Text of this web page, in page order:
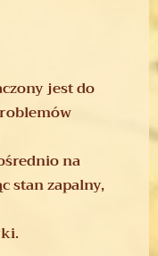
jest do
na
stan zapalny,